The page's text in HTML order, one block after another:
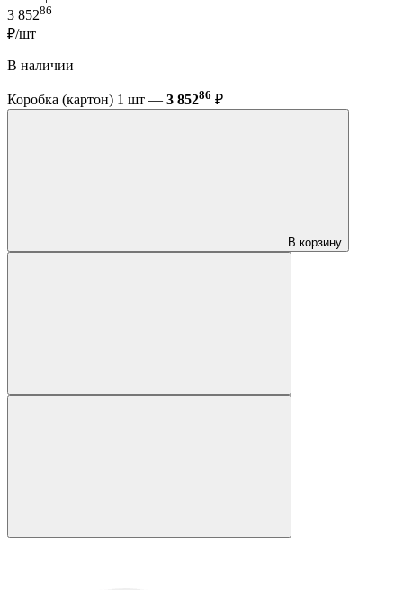
3 85286
₽/шт
В наличии
Коробка (картон) 1 шт — 3 85286 ₽
В корзину